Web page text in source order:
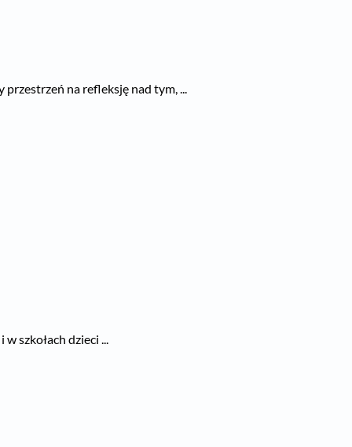
na refleksję nad tym, ...
szkołach dzieci ...